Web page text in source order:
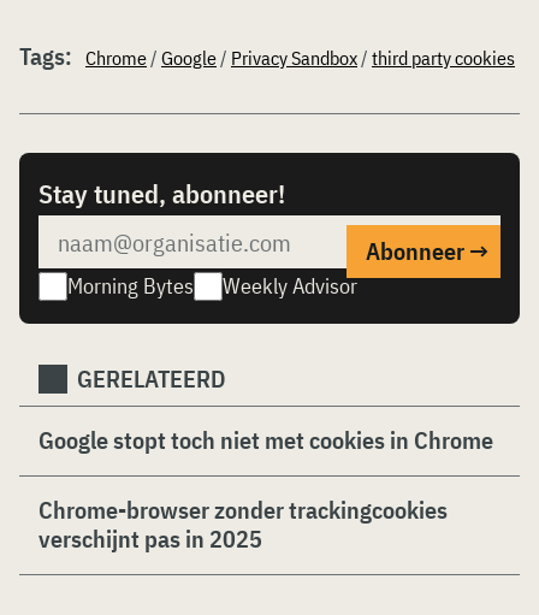
Tags: Chrome/ Google/ Privacy Sandbox/ third party cookies
Stay tuned, abonneer!
Morning Bytes Weekly Advisor
GERELATEERD
Google stopt toch niet met cookies in Chrome
Chrome-browser zonder trackingcookies
verschijnt pas in 2025